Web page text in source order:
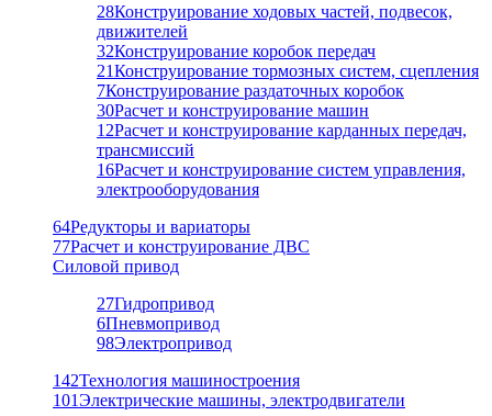
28Конструирование ходовых частей, подвесок,
движителей
32Конструирование коробок передач
21Конструирование тормозных систем, сцепления
7Конструирование раздаточных коробок
30Расчет и конструирование машин
12Расчет и конструирование карданных передач,
трансмиссий
16Расчет и конструирование систем управления,
электрооборудования
64Редукторы и вариаторы
77Расчет и конструирование ДВС
Силовой привод
27Гидропривод
6Пневмопривод
98Электропривод
142Технология машиностроения
101Электрические машины, электродвигатели